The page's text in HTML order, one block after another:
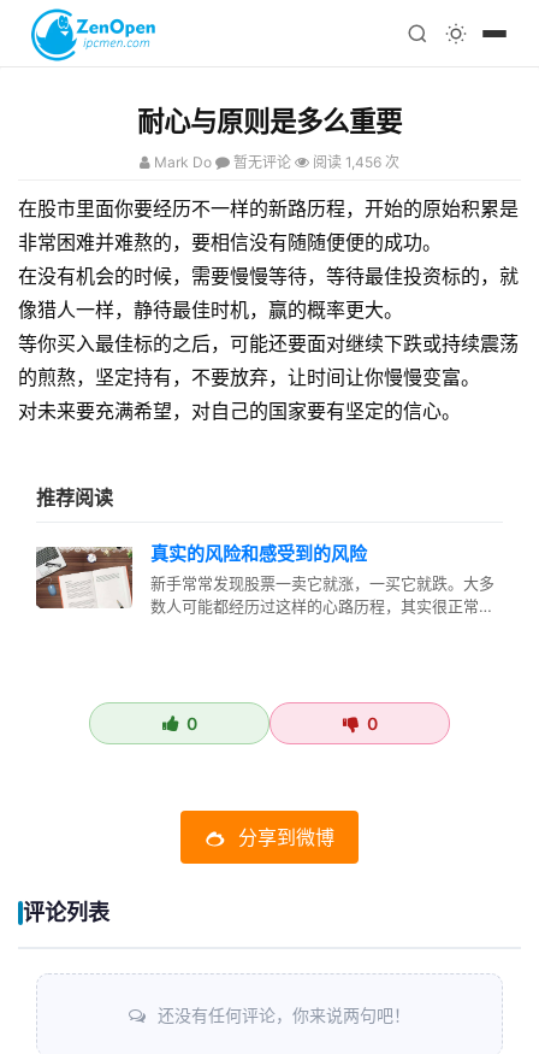
科技
注册
耐心与原则是多么重要
Mark Do 暂无评论 阅读 1,456 次
在股市里面你要经历不一样的新路历程，开始的原始积累是
非常困难并难熬的，要相信没有随随便便的成功。
在没有机会的时候，需要慢慢等待，等待最佳投资标的，就
像猎人一样，静待最佳时机，赢的概率更大。
等你买入最佳标的之后，可能还要面对继续下跌或持续震荡
的煎熬，坚定持有，不要放弃，让时间让你慢慢变富。
对未来要充满希望，对自己的国家要有坚定的信心。
推荐阅读
真实的风险和感受到的风险
新手常常发现股票一卖它就涨，一买它就跌。大多
数人可能都经历过这样的心路历程，其实很正常，
0 0
分享到微博
评论列表
还没有任何评论，你来说两句吧！